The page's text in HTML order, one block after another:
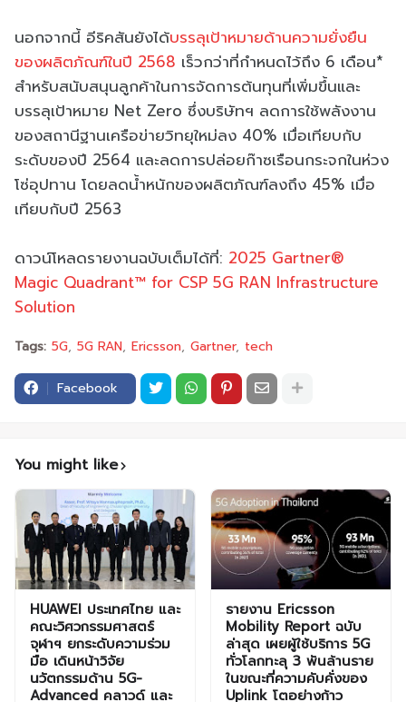
นอกจากนี้ อีริคสันยังได้บรรลุเป้าหมายด้านความยั่งยืน
ของผลิตภัณฑ์ในปี 2568 เร็วกว่าที่กำหนดไว้ถึง 6 เดือน*
สำหรับสนับสนุนลูกค้าในการจัดการต้นทุนที่เพิ่มขึ้นและ
บรรลุเป้าหมาย Net Zero ซึ่งบริษัทฯ ลดการใช้พลังงาน
ของสถานีฐานเครือข่ายวิทยุใหม่ลง 40% เมื่อเทียบกับ
ระดับของปี 2564 และลดการปล่อยก๊าซเรือนกระจกในห่วง
โซ่อุปทาน โดยลดน้ำหนักของผลิตภัณฑ์ลงถึง 45% เมื่อ
เทียบกับปี 2563
ดาวน์โหลดรายงานฉบับเต็มได้ที่: 2025 Gartner®
Magic Quadrant™ for CSP 5G RAN Infrastructure
Solution
Tags: 5G 5G RAN Ericsson Gartner tech
Facebook
You might like
HUAWEI ประเทศไทย และ
คณะวิศวกรรมศาสตร์
จุฬาฯ ยกระดับความร่วม
มือ เดินหน้าวิจัย
นวัตกรรมด้าน 5G-
Advanced คลาวด์ และ
รายงาน Ericsson
Mobility Report ฉบับ
ล่าสุด เผยผู้ใช้บริการ 5G
ทั่วโลกทะลุ 3 พันล้านราย
ในขณะที่ความคับคั่งของ
Uplink โตอย่างก้าว